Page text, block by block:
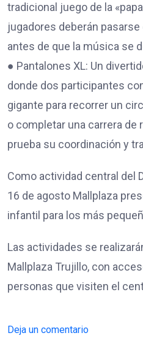
tradicional juego de la
jugadores deberán
antes de que la música se
● Pantalones XL: Un
donde dos participantes
gigante para recorrer un
o completar una carrera de
prueba su coordinación y
Como actividad central del
16 de agosto Mallplaza
infantil para los más
Las actividades se
Mallplaza Trujillo, con
personas que visiten el
Deja un comentario